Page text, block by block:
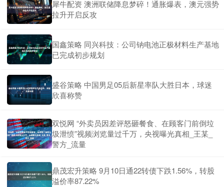
犀牛配资 澳洲联储降息梦碎！通胀爆表，澳元强势
拉升开启反攻
国鑫策略 同兴科技：公司钠电池正极材料生产基地
已完成初步规划
盛谷策略 中国男足05后新星率队大胜日本，球迷
欣喜称赞
双悦网 “外卖员因差评怒砸餐食、在顾客门前倒垃
圾泄愤”视频浏览量过千万，央视曝光真相_王某_
警方_流量
鼎茂宏升策略 9月10日通22转债下跌1.56%，转股
溢价率87.22%